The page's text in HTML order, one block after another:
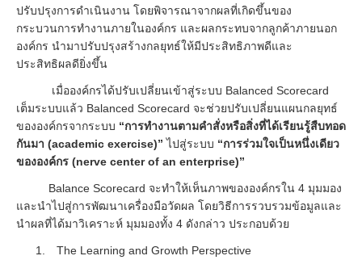
ปรับปรุงการดำเนินงาน โดยพิจารณาจากผลที่เกิดขึ้นของ
กระบวนการทำงานภายในองค์กร และผลกระทบจากลูกค้าภายนอก
องค์กร นำมาปรับปรุงสร้างกลยุทธ์ให้มีประสิทธิภาพดีและ
ประสิทธิผลดียิ่งขึ้น
เมื่อองค์กรได้ปรับเปลี่ยนเข้าสู่ระบบ Balanced Scorecard
เต็มระบบแล้ว Balanced Scorecard จะช่วยปรับเปลี่ยนแผนกลยุทธ์
ขององค์กรจากระบบ “การทำงานตามคำสั่งหรือสิ่งที่ได้เรียนรู้สืบทอด
กันมา (academic exercise)” ไปสู่ระบบ “การร่วมใจเป็นหนึ่งเดียว
ขององค์กร (nerve center of an enterprise)”
Balance Scorecard จะทำให้เห็นภาพขององค์กรใน 4 มุมมอง
และนำไปสู่การพัฒนาเครื่องมือวัดผล โดยวิธีการรวบรวมข้อมูลและ
นำผลที่ได้มาวิเคราะห์ มุมมองทั้ง 4 ดังกล่าว ประกอบด้วย
1.
The Learning and Growth Perspective